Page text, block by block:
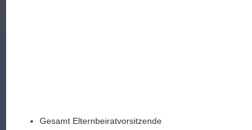
Gesamt Elternbeiratvorsitzende